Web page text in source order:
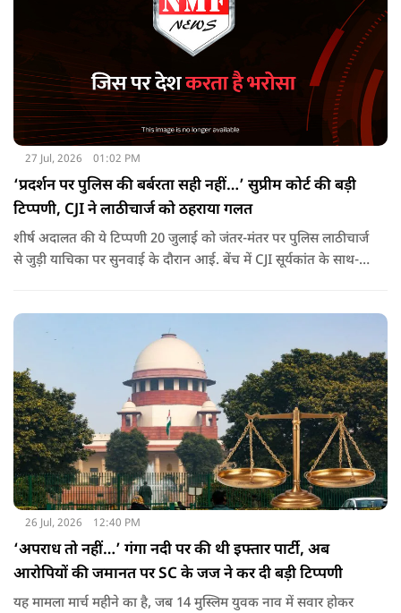
27 Jul, 2026 01:02 PM
‘प्रदर्शन पर पुलिस की बर्बरता सही नहीं…’ सुप्रीम कोर्ट की बड़ी
टिप्पणी, CJI ने लाठीचार्ज को ठहराया गलत
शीर्ष अदालत की ये टिप्पणी 20 जुलाई को जंतर-मंतर पर पुलिस लाठीचार्ज
से जुड़ी याचिका पर सुनवाई के दौरान आई. बेंच में CJI सूर्यकांत के साथ-
26 Jul, 2026 12:40 PM
‘अपराध तो नहीं…’ गंगा नदी पर की थी इफ्तार पार्टी, अब
आरोपियों की जमानत पर SC के जज ने कर दी बड़ी टिप्पणी
यह मामला मार्च महीने का है, जब 14 मुस्लिम युवक नाव में सवार होकर